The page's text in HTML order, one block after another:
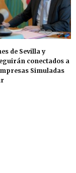
de Sevilla y
conectados a
Simuladas